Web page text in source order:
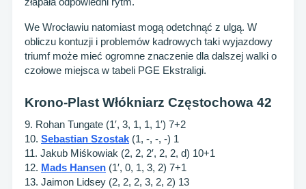
We Wrocławiu natomiast mogą odetchnąć z ulgą. W
obliczu kontuzji i problemów kadrowych taki wyjazdowy
triumf może mieć ogromne znaczenie dla dalszej walki o
czołowe miejsca w tabeli PGE Ekstraligi.
Krono-Plast Włókniarz Częstochowa 42
9. Rohan Tungate (1′, 3, 1, 1, 1′) 7+2
10. Sebastian Szostak (1, -, -, -) 1
11. Jakub Miśkowiak (2, 2, 2′, 2, 2, d) 10+1
12. Mads Hansen (1′, 0, 1, 3, 2) 7+1
13. Jaimon Lidsey (2, 2, 2, 3, 2, 2) 13